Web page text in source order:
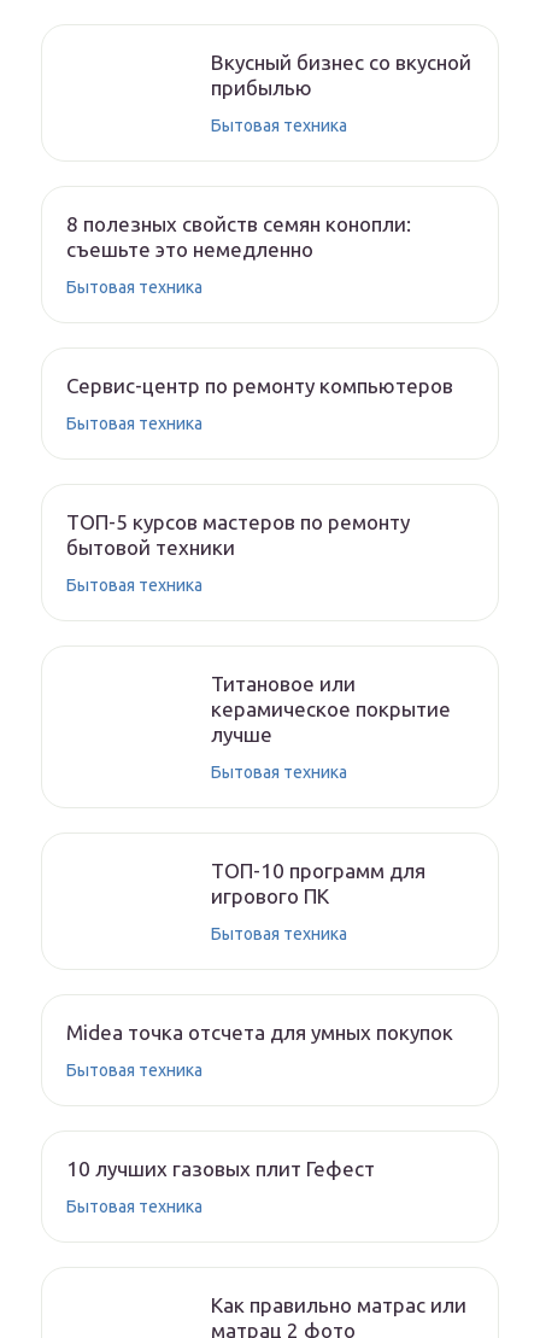
Вкусный бизнес со вкусной
прибылью
Бытовая техника
8 полезных свойств семян конопли:
съешьте это немедленно
Бытовая техника
Сервис-центр по ремонту компьютеров
Бытовая техника
ТОП-5 курсов мастеров по ремонту
бытовой техники
Бытовая техника
Титановое или
керамическое покрытие
лучше
Бытовая техника
ТОП-10 программ для
игрового ПК
Бытовая техника
Midea точка отсчета для умных покупок
Бытовая техника
10 лучших газовых плит Гефест
Бытовая техника
Как правильно матрас или
матрац 2 фото